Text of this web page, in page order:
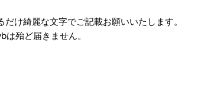
け綺麗な文字でご記載お願いいたします。
殆ど届きません。